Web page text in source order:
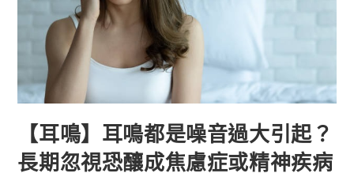
【耳鳴】耳鳴都是噪音過大引起？
長期忽視恐釀成焦慮症或精神疾病